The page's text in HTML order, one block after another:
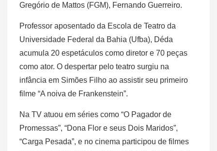
Gregório de Mattos (FGM), Fernando Guerreiro.
Professor aposentado da Escola de Teatro da
Universidade Federal da Bahia (Ufba), Déda
acumula 20 espetáculos como diretor e 70 peças
como ator. O despertar pelo teatro surgiu na
infância em Simões Filho ao assistir seu primeiro
filme “A noiva de Frankenstein”.
Na TV atuou em séries como “O Pagador de
Promessas”, “Dona Flor e seus Dois Maridos”,
“Carga Pesada”, e no cinema participou de filmes